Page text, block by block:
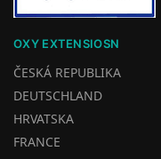
OXY EXTENSIOSN
ČESKÁ REPUBLIKA
DEUTSCHLAND
HRVATSKA
FRANCE